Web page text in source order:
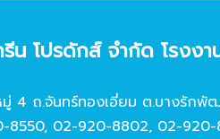
รีน โปรดักส์ จํากัด โรงง
4 ถ.จันทร์ทองเอี่ยม ต.บางรักพัฒ
8550, 02-920-8802, 02-920-